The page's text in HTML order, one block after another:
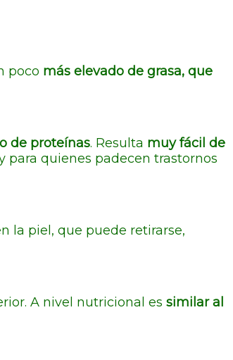
poco más elevado de grasa, que
de proteínas. Resulta muy fácil de
quienes padecen trastornos
la piel, que puede retirarse,
A nivel nutricional es similar al